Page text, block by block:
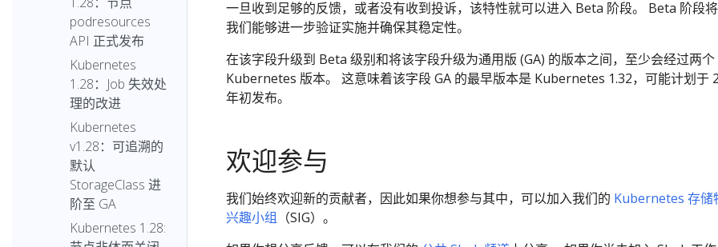
podresources
API 正式发布
Kubernetes
1.28：Job 失效处
理的改进
Kubernetes
v1.28：可追溯的
默认
StorageClass 进
阶至 GA
Kubernetes 1.28:
一旦收到足够的反馈，或者没有收到投诉，该特性就可以进入 Beta 阶段。 Beta 阶段
我们能够进一步验证实施并确保其稳定性。
在该字段升级到 Beta 级别和将该字段升级为通用版 (GA) 的版本之间，至少会经过两个
Kubernetes 版本。 这意味着该字段 GA 的最早版本是 Kubernetes 1.32，可能计划于
年初发布。
欢迎参与
我们始终欢迎新的贡献者，因此如果你想参与其中，可以加入我们的 Kubernetes 存储
兴趣小组 （SIG）。